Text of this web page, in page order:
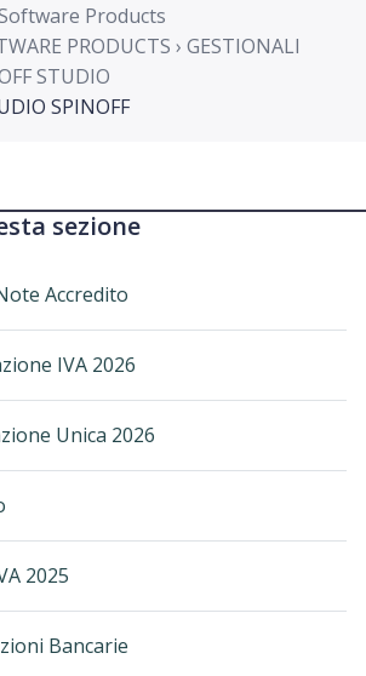
Products
PRODUCTS › GESTIONALI
STUDIO
SPINOFF
sezione
Accredito
IVA 2026
Unica 2026
2025
Bancarie